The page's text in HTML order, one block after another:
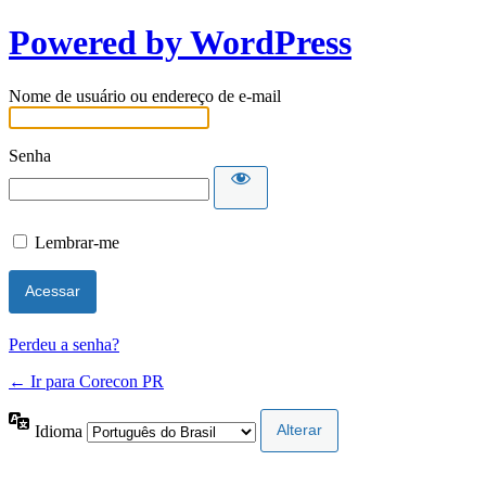
Powered by WordPress
Nome de usuário ou endereço de e-mail
Senha
Lembrar-me
Perdeu a senha?
← Ir para Corecon PR
Idioma